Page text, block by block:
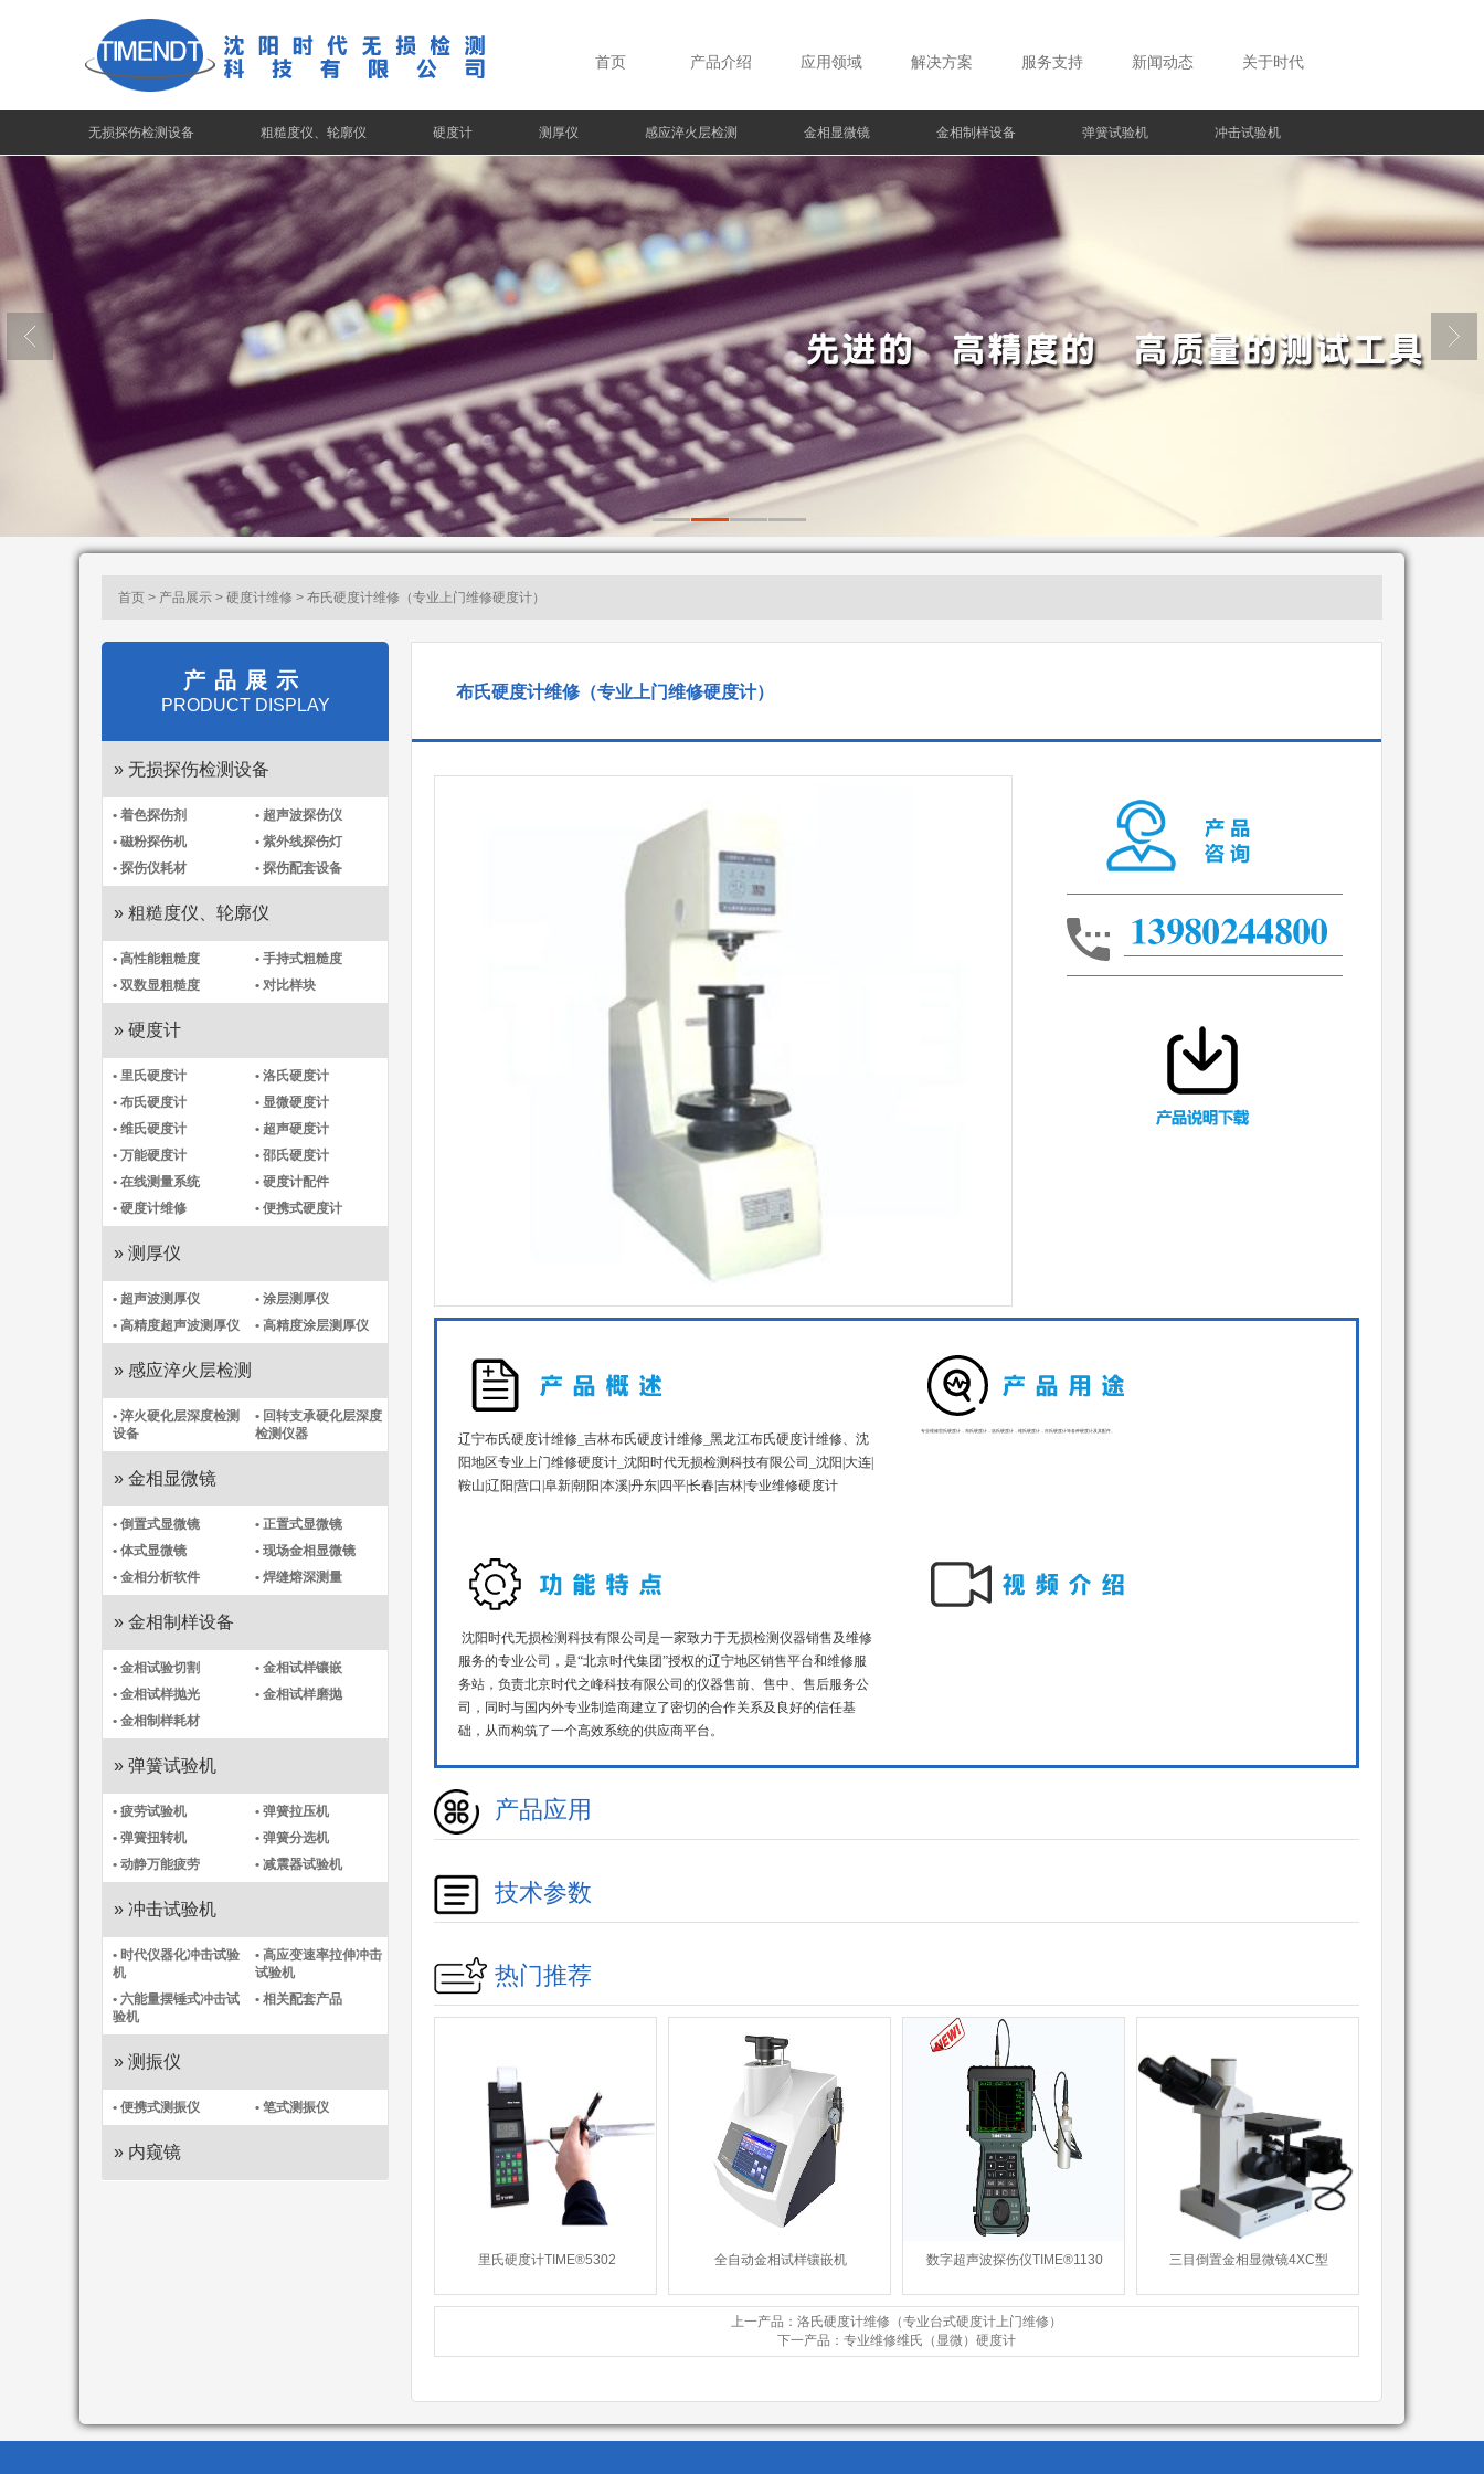
首页 产品介绍 应用领域 解决方案 服务支持 新闻动态 关于时代
无损探伤检测设备 粗糙度仪、轮廓仪 硬度计 测厚仪 感应淬火层检测 金相显微镜 金相制样设备 弹簧试验机 冲击试验机
首页 > 产品展示 > 硬度计维修 > 布氏硬度计维修（专业上门维修硬度计）
产品展示
PRODUCT DISPLAY
» 无损探伤检测设备
• 着色探伤剂
• 超声波探伤仪
• 磁粉探伤机
• 紫外线探伤灯
• 探伤仪耗材
• 探伤配套设备
» 粗糙度仪、轮廓仪
• 高性能粗糙度
• 手持式粗糙度
• 双数显粗糙度
• 对比样块
» 硬度计
• 里氏硬度计
• 洛氏硬度计
• 布氏硬度计
• 显微硬度计
• 维氏硬度计
• 超声硬度计
• 万能硬度计
• 邵氏硬度计
• 在线测量系统
• 硬度计配件
• 硬度计维修
• 便携式硬度计
» 测厚仪
• 超声波测厚仪
• 涂层测厚仪
• 高精度超声波测厚仪
• 高精度涂层测厚仪​
» 感应淬火层检测
• 淬火硬化层深度检测
设备
• 回转支承硬化层深度
检测仪器
» 金相显微镜
• 倒置式显微镜
• 正置式显微镜
• 体式显微镜
• 现场金相显微镜
• 金相分析软件
• 焊缝熔深测量
» 金相制样设备
• 金相试验切割
• 金相试样镶嵌
• 金相试样抛光
• 金相试样磨抛
• 金相制样耗材
» 弹簧试验机
• 疲劳试验机
• 弹簧拉压机
• 弹簧扭转机
• 弹簧分选机
• 动静万能疲劳
• 减震器试验机
» 冲击试验机
• 时代仪器化冲击试验
机​
• 高应变速率拉伸冲击
试验机
• 六能量摆锤式冲击试
验机
• 相关配套产品
» 测振仪
• 便携式测振仪​ • 笔式测振仪​
» 内窥镜
布氏硬度计维修（专业上门维修硬度计）
辽宁布氏硬度计维修_吉林布氏硬度计维修_黑龙江布氏硬度计维修、沈
阳地区专业上门维修硬度计_沈阳时代无损检测科技有限公司_沈阳|大连|
鞍山|辽阳|营口|阜新|朝阳|本溪|丹东|四平|长春|吉林|专业维修硬度计
专业维修里氏硬度计，布氏硬度计，洛氏硬度计，维氏硬度计，肖氏硬度计等各种硬度计及其配件。
沈阳时代无损检测科技有限公司是一家致力于无损检测仪器销售及维修
服务的专业公司，是“北京时代集团”授权的辽宁地区销售平台和维修服
务站，负责北京时代之峰科技有限公司的仪器售前、售中、售后服务公
司，同时与国内外专业制造商建立了密切的合作关系及良好的信任基
础，从而构筑了一个高效系统的供应商平台。
产品应用
技术参数
热门推荐
里氏硬度计TIME®5302 全自动金相试样镶嵌机 数字超声波探伤仪TIME®1130 三目倒置金相显微镜4XC型
上一产品：洛氏硬度计维修（专业台式硬度计上门维修）
下一产品：专业维修维氏（显微）硬度计